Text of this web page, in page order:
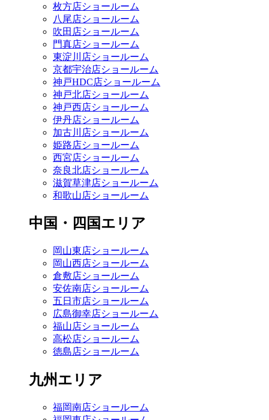
枚方店ショールーム
八尾店ショールーム
吹田店ショールーム
門真店ショールーム
東淀川店ショールーム
京都宇治店ショールーム
神戸HDC店ショールーム
神戸北店ショールーム
神戸西店ショールーム
伊丹店ショールーム
加古川店ショールーム
姫路店ショールーム
西宮店ショールーム
奈良北店ショールーム
滋賀草津店ショールーム
和歌山店ショールーム
中国・四国エリア
岡山東店ショールーム
岡山西店ショールーム
倉敷店ショールーム
安佐南店ショールーム
五日市店ショールーム
広島御幸店ショールーム
福山店ショールーム
高松店ショールーム
徳島店ショールーム
九州エリア
福岡南店ショールーム